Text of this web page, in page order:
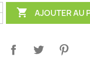
 AJOUTER AU